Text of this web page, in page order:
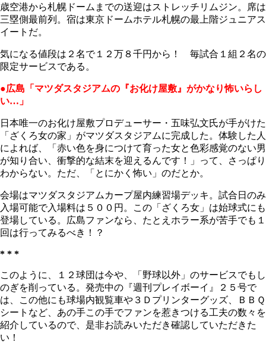
歳空港から札幌ドームまでの送迎はストレッチリムジン。席は
三塁側最前列。宿は東京ドームホテル札幌の最上階ジュニアス
イートだ。
気になる値段は２名で１２万８千円から！ 毎試合１組２名の
限定サービスである。
●広島「マツダスタジアムの『お化け屋敷』がかなり怖いらし
い…」
日本唯一のお化け屋敷プロデューサー・五味弘文氏が手がけた
「ざくろ女の家」がマツダスタジアムに完成した。体験した人
によれば、「赤い色を身につけて育った女と色彩感覚のない男
が知り合い、衝撃的な結末を迎えるんです！」って、さっぱり
わからない。ただ、「とにかく怖い」のだとか。
会場はマツダスタジアムカープ屋内練習場デッキ。試合日のみ
入場可能で入場料は５００円。この「ざくろ女」は始球式にも
登場している。広島ファンなら、たとえホラー系が苦手でも１
回は行ってみるべき！？
* * *
このように、１２球団は今や、「野球以外」のサービスでもし
のぎを削っている。発売中の『週刊プレイボーイ』２５号で
は、この他にも球場内観覧車や３Ｄプリンターグッズ、ＢＢＱ
シートなど、あの手この手でファンを惹きつける工夫の数々を
紹介しているので、是非お読みいただき確認していただきた
い！